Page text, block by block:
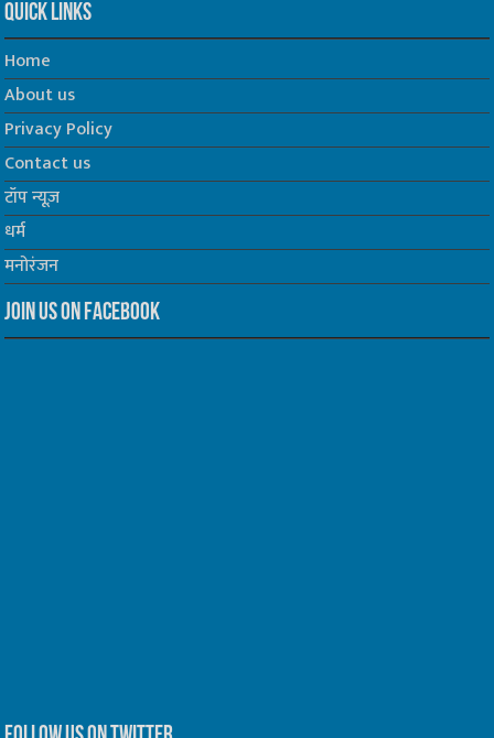
Quick Links
Home
About us
Privacy Policy
Contact us
टॉप न्यूज़
धर्म
मनोरंजन
Join us on Facebook